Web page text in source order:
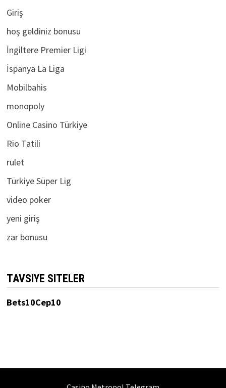
Giriş
hoş geldiniz bonusu
İngiltere Premier Ligi
İspanya La Liga
Mobilbahis
monopoly
Online Casino Türkiye
Rio Tatili
rulet
Türkiye Süper Lig
video poker
yeni giriş
zar bonusu
TAVSIYE SITELER
Bets10Cep10